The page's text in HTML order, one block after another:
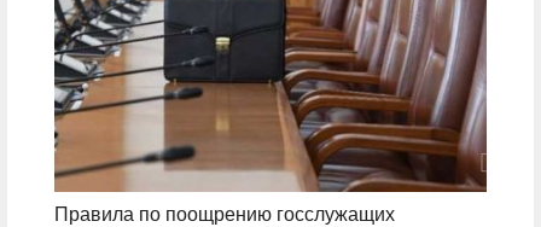
Правила по поощрению госслужащих